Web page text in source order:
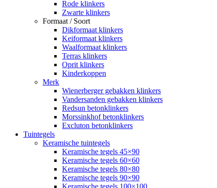
Rode klinkers
Zwarte klinkers
Formaat / Soort
Dikformaat klinkers
Keiformaat klinkers
Waalformaat klinkers
Terras klinkers
Oprit klinkers
Kinderkoppen
Merk
Wienerberger gebakken klinkers
Vandersanden gebakken klinkers
Redsun betonklinkers
Morssinkhof betonklinkers
Excluton betonklinkers
Tuintegels
Keramische tuintegels
Keramische tegels 45×90
Keramische tegels 60×60
Keramische tegels 80×80
Keramische tegels 90×90
Keramische tegels 100×100